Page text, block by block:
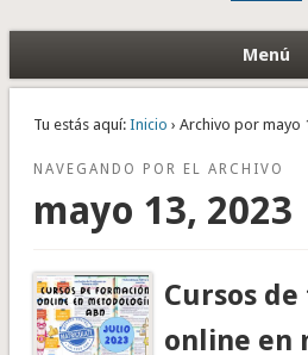
Menú
Tu estás aquí: Inicio › Archivo por mayo
NAVEGANDO POR EL ARCHIVO
mayo 13, 2023
Cursos
online en